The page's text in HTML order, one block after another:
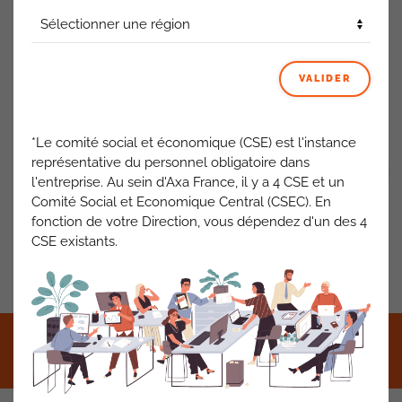
plafonnement. »
celle figurant sur le dernier bulletin de salaire, or le
simulateur Pléiades affiche un montant inférieur…
©2021 CFDT AXA France •Mentions légales•RGPD•
Contact
VALIDER
*Le comité social et économique (CSE) est l'instance
représentative du personnel obligatoire dans
l'entreprise. Au sein d'Axa France, il y a 4 CSE et un
Comité Social et Economique Central (CSEC). En
fonction de votre Direction, vous dépendez d'un des 4
CSE existants.